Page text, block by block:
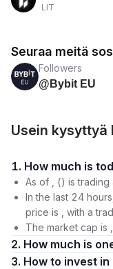
LIT
Seuraa meitä
Followers
@Bybit EU
Usein kysyttyä
1. How
As of , () is trading
In the last 24
price is , with a
The market cap is
2. How much is
3. How to invest in